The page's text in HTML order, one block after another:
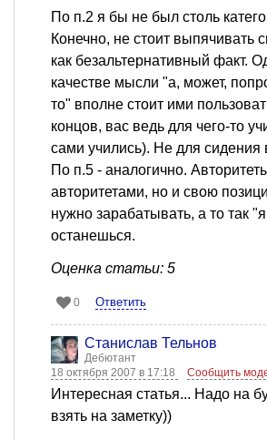
По п.2 я бы не был столь
Конечно, не стоит выпячивать
как безальтернативный факт.
качестве мысли "а, может,
то" вполне стоит ими
концов, вас ведь для чего-то
сами учились). Не для сидения
По п.5 - аналогично.
авторитетами, но и свою
нужно зарабатывать, а то так
останешься.
Оценка статьи: 5
0 Ответить
Станислав Тельнов
Дебютант
18 октября 2007 в 17:18
Сообщить
Интересная статья... Надо на
взять на заметку))